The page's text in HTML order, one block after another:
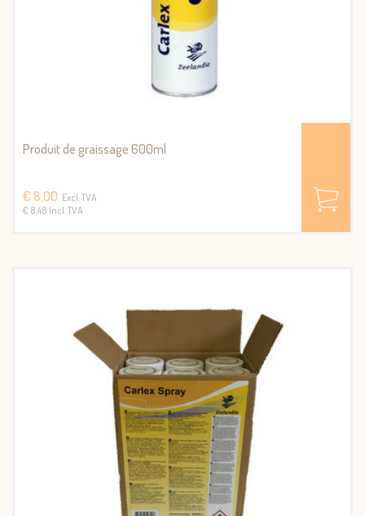
Produit de graissage 600ml
€ 8,00 Excl. TVA
€ 8.48 Incl. TVA